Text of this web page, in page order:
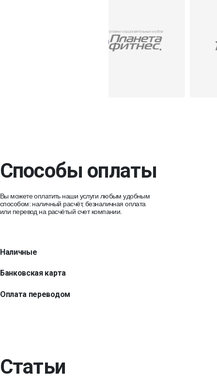
Способы оплаты
Вы можете оплатить наши услуги любым удобным
способом: наличный расчёт, безналичная оплата
или перевод на расчётый счет компании.
Наличные
Банковская карта
Оплата переводом
Статьи